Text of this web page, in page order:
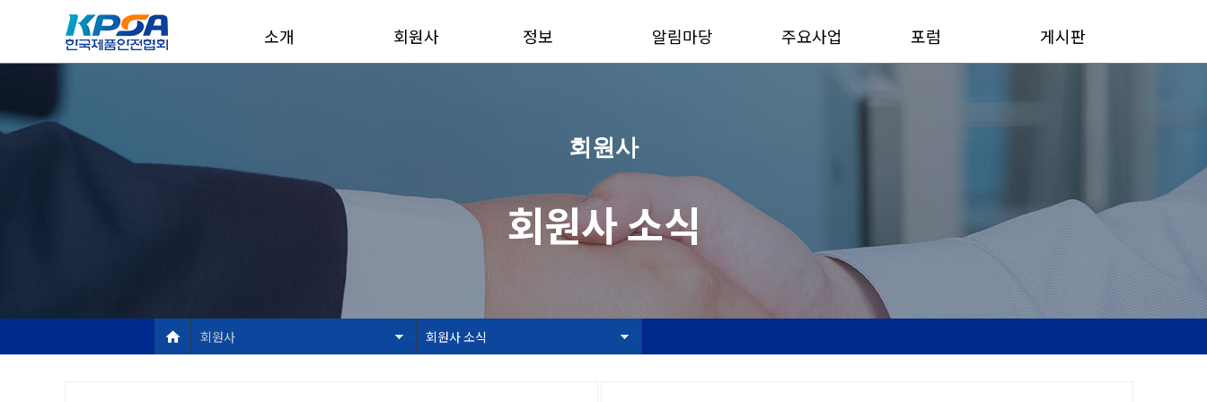
소개 회원사 정보 알림마당 주요사업 포럼 게시판
회원사
회원사 소식
회원사 회원사 소식